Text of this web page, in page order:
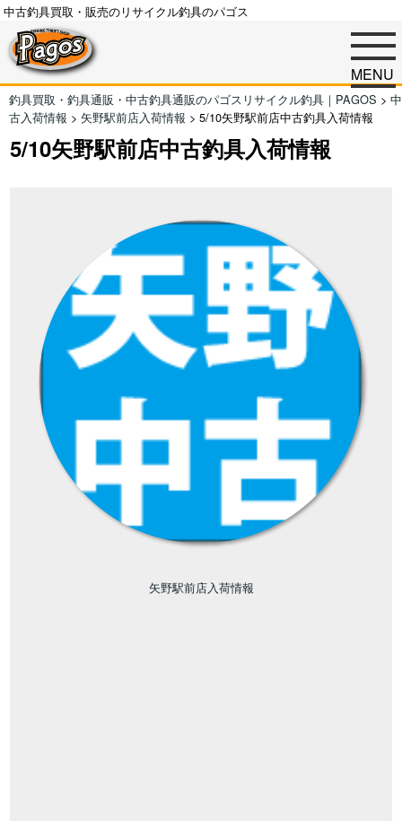
中古釣具買取・販売のリサイクル釣具のパゴス
MENU
釣具買取・釣具通販・中古釣具通販のパゴスリサイクル釣具｜PAGOS > 中
古入荷情報 > 矢野駅前店入荷情報 > 5/10矢野駅前店中古釣具入荷情報
5/10矢野駅前店中古釣具入荷情報
矢野駅前店入荷情報